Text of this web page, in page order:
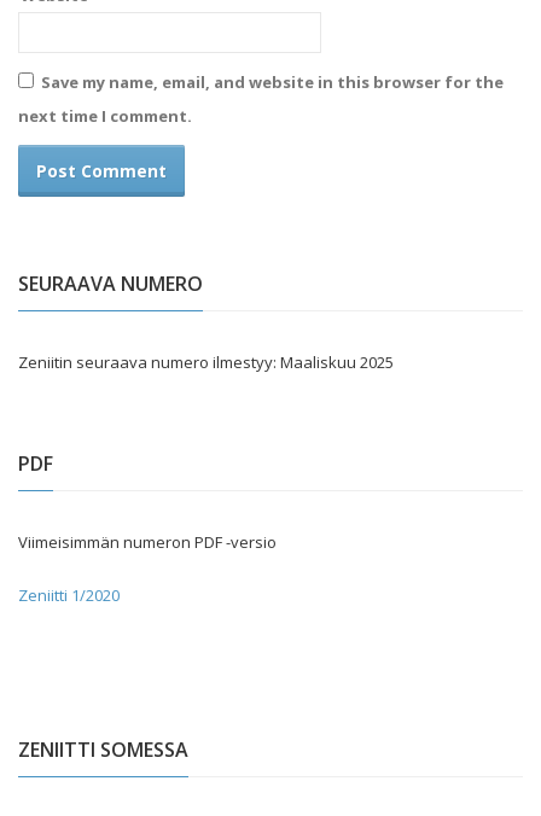
Save my name, email, and website in this browser for the
next time I comment.
SEURAAVA NUMERO
Zeniitin seuraava numero ilmestyy: Maaliskuu 2025
PDF
Viimeisimmän numeron PDF -versio
Zeniitti 1/2020
ZENIITTI SOMESSA